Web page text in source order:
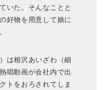
いた。そんなことと
好物を用意して娘に
は相沢あいざわ（細
唱動画が会社内で出
トをおろされてしま